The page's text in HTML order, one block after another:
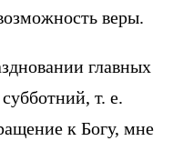
веры.
главных
т. е.
к Богу, мне